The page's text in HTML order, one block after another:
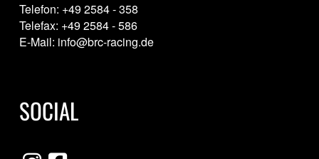
Telefon: +49 2584 - 358
Telefax: +49 2584 - 586
E-Mail: info@brc-racing.de
SOCIAL